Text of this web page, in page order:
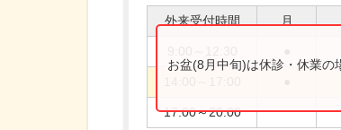
外来受付時間 月
17:00～20:00
お盆(8月中旬)は休診・休業の